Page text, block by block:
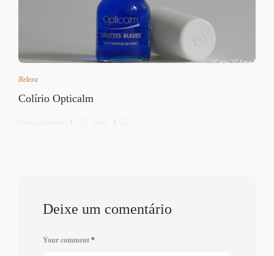
Beleza
Colírio Opticalm
Letícia Diethelm 2 min
Deixe um comentário
Your comment *